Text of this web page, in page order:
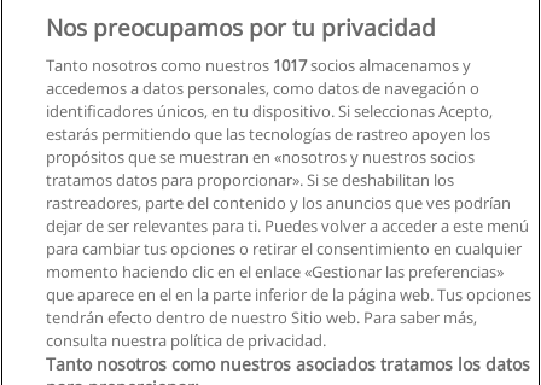
Nos preocupamos por tu privacidad
Tanto nosotros como nuestros 1017socios almacenamos y
accedemos a datos personales, como datos de navegación o
identificadores únicos, en tu dispositivo. Si seleccionas Acepto,
estarás permitiendo que las tecnologías de rastreo apoyen los
propósitos que se muestran en «nosotros y nuestros socios
tratamos datos para proporcionar». Si se deshabilitan los
rastreadores, parte del contenido y los anuncios que ves podrían
dejar de ser relevantes para ti. Puedes volver a acceder a este menú
para cambiar tus opciones o retirar el consentimiento en cualquier
momento haciendo clic en el enlace «Gestionar las preferencias»
que aparece en el en la parte inferior de la página web. Tus opciones
tendrán efecto dentro de nuestro Sitio web. Para saber más,
consulta nuestra política de privacidad.
Tanto nosotros como nuestros asociados tratamos los datos